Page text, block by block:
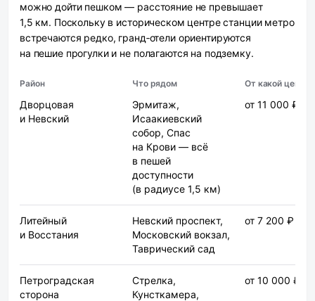
можно дойти пешком — расстояние не превышает
1,5 км. Поскольку в историческом центре станции метро
встречаются редко, гранд‑отели ориентируются
на пешие прогулки и не полагаются на подземку.
Район Что рядом От какой цены
Дворцовая
и Невский
Эрмитаж,
Исаакиевский
собор, Спас
на Крови — всё
в пешей
доступности
(в радиусе 1,5 км)
от 11 000 ₽
Литейный
и Восстания
Невский проспект,
Московский вокзал,
Таврический сад
от 7 200 ₽
Петроградская
сторона
Стрелка,
Кунсткамера,
от 10 000 ₽